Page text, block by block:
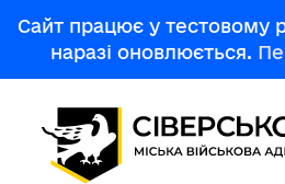
Сайт працює у тестовому
наразі оновлюється.